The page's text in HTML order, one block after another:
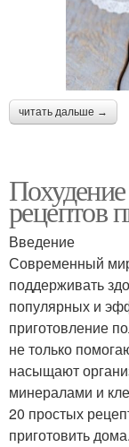
читать дальше →
рецептов
Введение
Современный
поддерживать
популярных и
приготовление
не только
насыщают
минералами и
20 простых
приготовить дома.